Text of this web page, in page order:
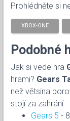
Prohlédněte si
XBOX-ONE
Podobné
Jak si vede hra
hrami? Gears
než větsina
stojí za zahrání.
Gears 5 -